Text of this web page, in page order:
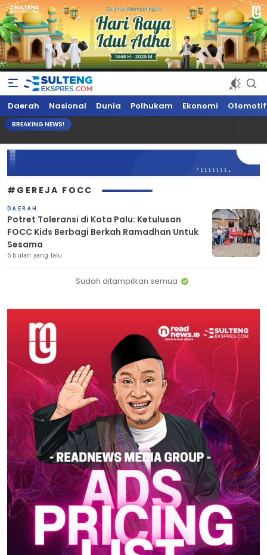
Sultengekspres.com
Berita Seputar Sulteng Hari Ini, Update Terkini, Suaranya Rakyat
Sulteng
Daerah Nasional Dunia Polhukam Ekonomi Otomotif
BREAKING NEWS!
#GEREJA FOCC
DAERAH
Potret Toleransi di Kota Palu: Ketulusan
FOCC Kids Berbagi Berkah Ramadhan Untuk
Sesama
5 bulan yang lalu
Sudah ditampilkan semua